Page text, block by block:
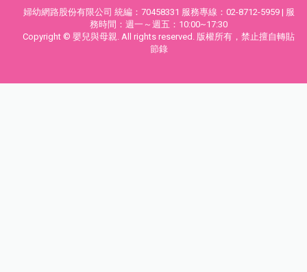
婦幼網路股份有限公司 統編：70458331 服務專線：02-8712-5959 | 服
務時間：週一～週五：10:00~17:30
Copyright © 嬰兒與母親. All rights reserved. 版權所有，禁止擅自轉貼
節錄